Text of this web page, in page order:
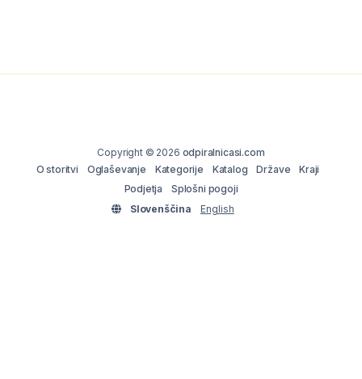
Copyright © 2026 odpiralnicasi.com
O storitvi
Oglaševanje Kategorije Katalog Države
Kraji
Podjetja
Splošni pogoji
Slovenščina
English